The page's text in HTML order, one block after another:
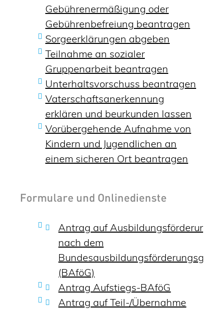
Gebührenermäßigung oder
Gebührenbefreiung beantragen
Sorgeerklärungen abgeben
Teilnahme an sozialer
Gruppenarbeit beantragen
Unterhaltsvorschuss beantragen
Vaterschaftsanerkennung
erklären und beurkunden lassen
Vorübergehende Aufnahme von
Kindern und Jugendlichen an
einem sicheren Ort beantragen
Formulare und Onlinedienste
Antrag auf Ausbildungsförderung
nach dem
(BAföG)
Antrag Aufstiegs-BAföG
Antrag auf Teil-/Übernahme